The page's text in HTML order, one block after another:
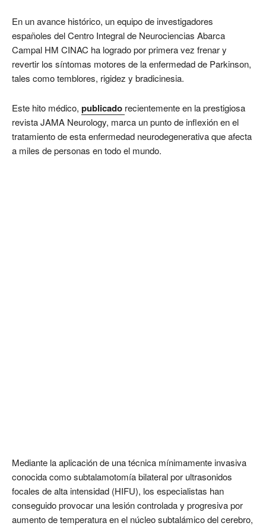
En un avance histórico, un equipo de investigadores
españoles del Centro Integral de Neurociencias Abarca
Campal HM CINAC ha logrado por primera vez frenar y
revertir los síntomas motores de la enfermedad de Parkinson,
tales como temblores, rigidez y bradicinesia.
Este hito médico, publicado recientemente en la prestigiosa
revista JAMA Neurology, marca un punto de inflexión en el
tratamiento de esta enfermedad neurodegenerativa que afecta
a miles de personas en todo el mundo.
Mediante la aplicación de una técnica mínimamente invasiva
conocida como subtalamotomía bilateral por ultrasonidos
focales de alta intensidad (HIFU), los especialistas han
conseguido provocar una lesión controlada y progresiva por
aumento de temperatura en el núcleo subtalámico del cerebro,